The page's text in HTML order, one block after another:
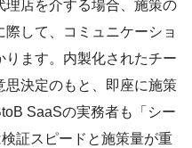
店を介する場合、施策の
して、コミュニケーショ
ります。内製化されたチー
思決定のもと、即座に施策
SaaSの実務者も「シー
証スピードと施策量が重